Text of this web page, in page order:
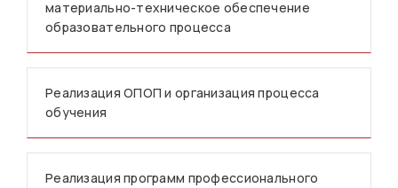
материально-техническое обеспечение
образовательного процесса
Реализация ОПОП и организация процесса
обучения
Реализация программ профессионального